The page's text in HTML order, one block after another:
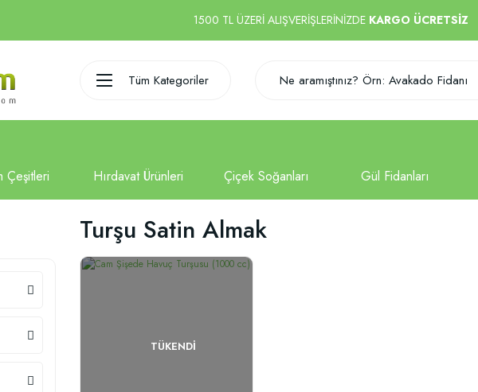
1500 TL ÜZERİ ALIŞVERİŞLERİNİZDE KARGO ÜCRETSİZ
Tüm Kategoriler
Turşu Satin Almak
TÜKENDI